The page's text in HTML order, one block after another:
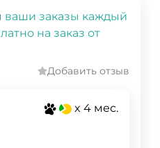
ваши заказы каждый
на заказ от
Добавить отзыв
x 4 мес.